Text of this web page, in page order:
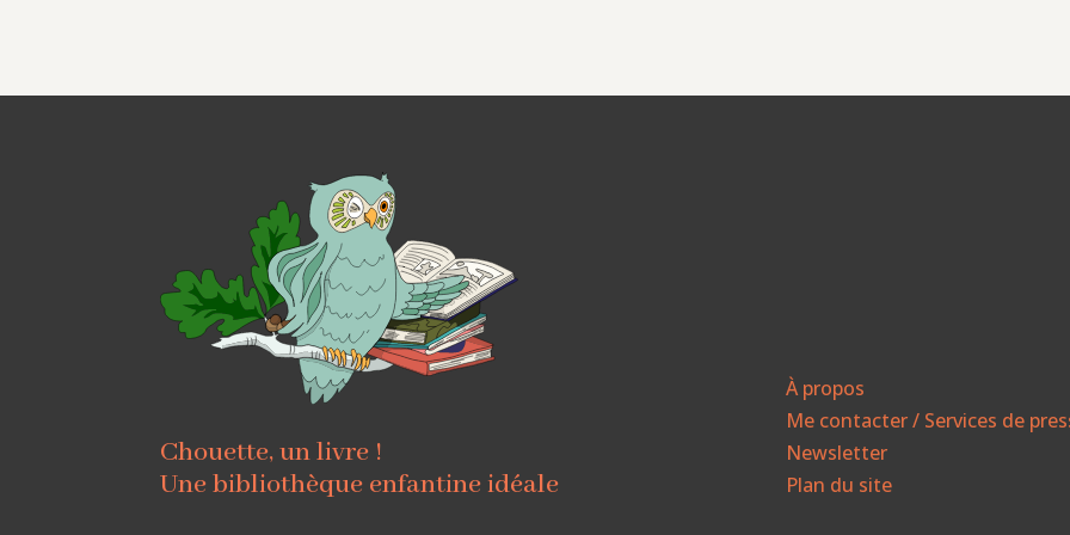
Chouette, un livre !
Une bibliothèque enfantine idéale
À propos
Me contacter / Services de
Newsletter
Plan du site